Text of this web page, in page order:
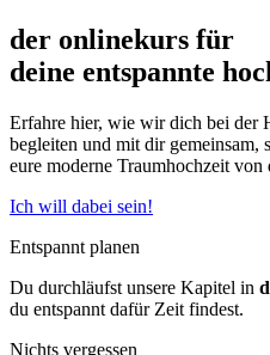
der onlinekurs für
deine entspannte
Erfahre hier, wie wir dich bei der
begleiten und mit dir gemeinsam,
eure moderne Traumhochzeit von
Ich will dabei sein!
Entspannt planen
Du durchläufst unsere Kapitel in
du entspannt dafür Zeit findest.
Nichts vergessen